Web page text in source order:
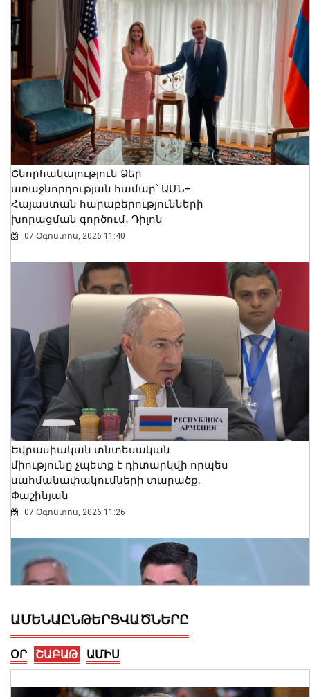
Շնորհակալություն Ձեր
առաջնորդության համար՝ ԱՄՆ–
Հայաստան հարաբերությունների
խորացման գործում․ Դիլոն
07 Օգոստոս, 2026 11:40
Եվրասիական տնտեսական
միությունը չպետք է դիտարկվի որպես
սահմանափակումների տարածք.
Փաշինյան
07 Օգոստոս, 2026 11:26
ԱՄԵՆԱԸՆԹԵՐՑՎԱԾՆԵՐԸ
ՕՐ ՇԱԲԱԹ ԱՄԻՍ